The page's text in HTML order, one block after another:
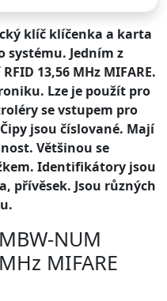
klíč klíčenka a karta
systému. Jedním z
13,56 MHz MIFARE.
Lze je použít pro
se vstupem pro
jsou číslované. Mají
Většinou se
Identifikátory jsou
přívěsek. Jsou různých
NUM
MIFARE